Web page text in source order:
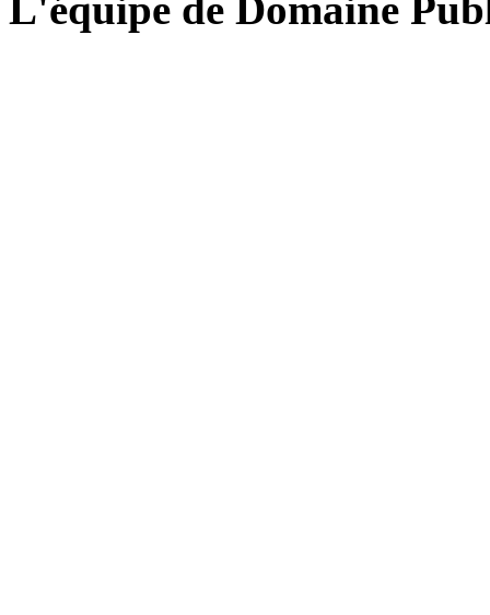
L'équipe de Domaine